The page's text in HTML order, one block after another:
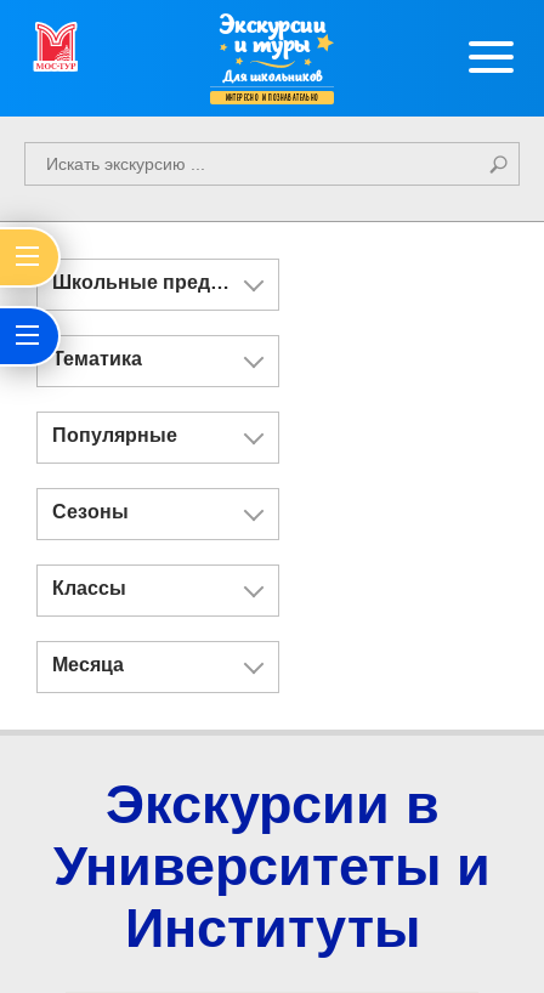
Экскурсии
и туры
Для школьников
интересно и познавательно
Школьные предметы
Тематика
Популярные
Сезоны
Классы
Месяца
Экскурсии в
Университеты и
Институты